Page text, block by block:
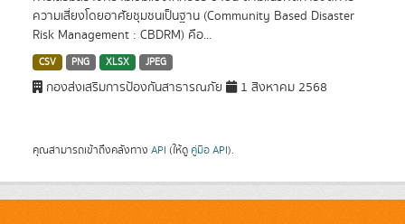
ความเสี่ยงโดยอาศัยชุมชนเป็นฐาน (Community Based Disaster
Risk Management : CBDRM) คือ...
CSV PNG XLSX JPEG
กองส่งเสริมการป้องกันสาธารณภัย 1 สิงหาคม 2568
คุณสามารถเข้าถึงคลังทาง API (ให้ดู คู่มือ API).